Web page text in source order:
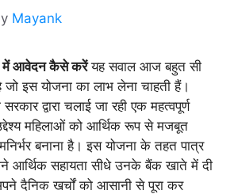
Mayank
में आवेदन कैसे करेंयह सवाल आज बहुत सी
इस योजना का लाभ लेना चाहती हैं।
द्वारा चलाई जा रही एक महत्वपूर्ण
महिलाओं को आर्थिक रूप से मजबूत
बनाना है। इस योजना के तहत पात्र
आर्थिक सहायता सीधे उनके बैंक खाते में दी
दैनिक खर्चों को आसानी से पूरा कर